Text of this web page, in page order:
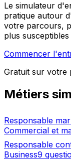
Le simulateur
pratique autour
votre parcours,
plus
Commencer
Gratuit sur votre
Métiers
Responsable
Commercial et
Responsable
Business9